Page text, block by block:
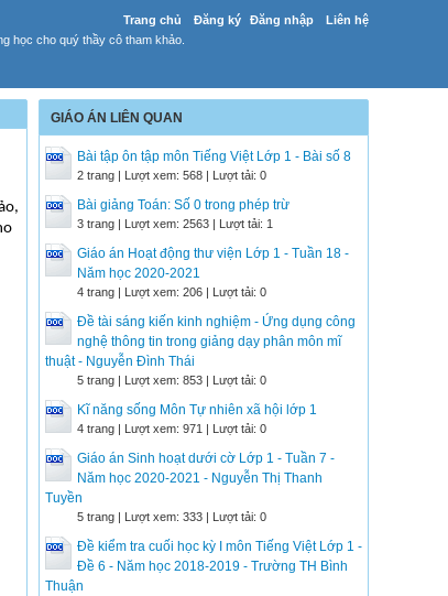
Trang chủ Đăng ký Đăng nhập Liên hệ
học cho quý thầy cô tham khảo.
GIÁO ÁN LIÊN QUAN
Bài tập ôn tập môn Tiếng Việt Lớp 1 - Bài số 8
2 trang | Lượt xem: 568 | Lượt tải: 0
Bài giảng Toán: Số 0 trong phép trừ
3 trang | Lượt xem: 2563 | Lượt tải: 1
Giáo án Hoạt động thư viện Lớp 1 - Tuần 18 -
Năm học 2020-2021
4 trang | Lượt xem: 206 | Lượt tải: 0
Đề tài sáng kiến kinh nghiệm - Ứng dụng công
nghệ thông tin trong giảng dạy phân môn mĩ
thuật - Nguyễn Đình Thái
5 trang | Lượt xem: 853 | Lượt tải: 0
Kĩ năng sống Môn Tự nhiên xã hội lớp 1
4 trang | Lượt xem: 971 | Lượt tải: 0
Giáo án Sinh hoạt dưới cờ Lớp 1 - Tuần 7 -
Năm học 2020-2021 - Nguyễn Thị Thanh
Tuyền
5 trang | Lượt xem: 333 | Lượt tải: 0
Đề kiểm tra cuối học kỳ I môn Tiếng Việt Lớp 1 -
Đề 6 - Năm học 2018-2019 - Trường TH Bình
Thuận